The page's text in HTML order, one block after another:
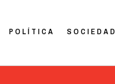
POLÍTICA